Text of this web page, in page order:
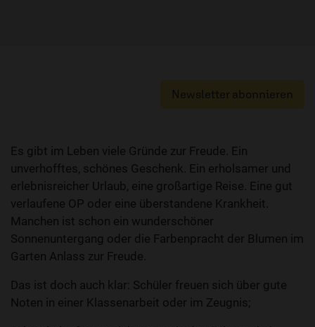
Newsletter abonnieren
Es gibt im Leben viele Gründe zur Freude. Ein
unverhofftes, schönes Geschenk. Ein erholsamer und
erlebnisreicher Urlaub, eine großartige Reise. Eine gut
verlaufene OP oder eine überstandene Krankheit.
Manchen ist schon ein wunderschöner
Sonnenuntergang oder die Farbenpracht der Blumen im
Garten Anlass zur Freude.
Das ist doch auch klar: Schüler freuen sich über gute
Noten in einer Klassenarbeit oder im Zeugnis;